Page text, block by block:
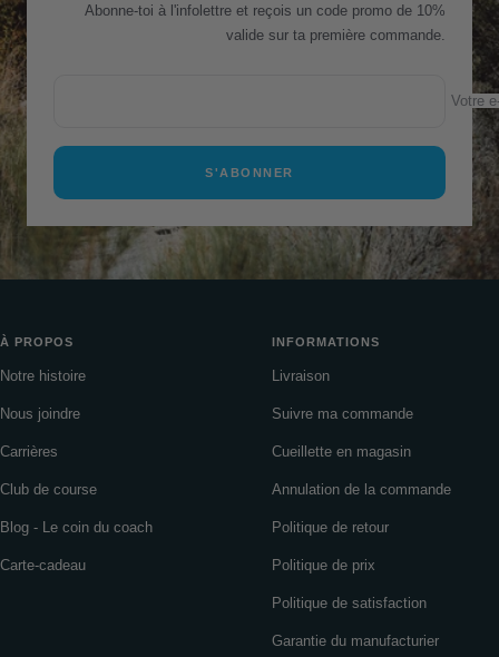
Abonne-toi à l'infolettre et reçois un code promo de 10%
valide sur ta première commande.
Votre
S'ABONNER
À PROPOS
Notre histoire
Nous joindre
Carrières
Club de course
Blog - Le coin du coach
Carte-cadeau
INFORMATIONS
Livraison
Suivre ma commande
Cueillette en magasin
Annulation de la commande
Politique de retour
Politique de prix
Politique de satisfaction
Garantie du manufacturier